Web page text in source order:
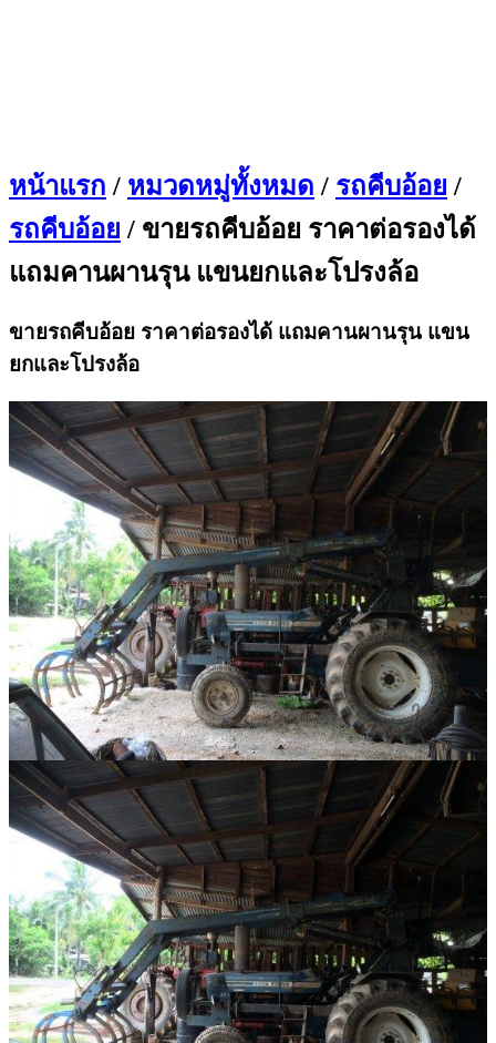
หน้าแรก / หมวดหมู่ทั้งหมด / รถคีบอ้อย /
รถคีบอ้อย / ขายรถคีบอ้อย ราคาต่อรองได้
แถมคานผานรุน แขนยกและโปรงล้อ
ขายรถคีบอ้อย ราคาต่อรองได้ แถมคานผานรุน แขน
ยกและโปรงล้อ